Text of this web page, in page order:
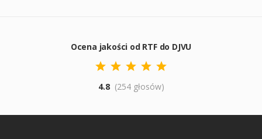
Ocena jakości od RTF do DJVU
4.8 (254 głosów)